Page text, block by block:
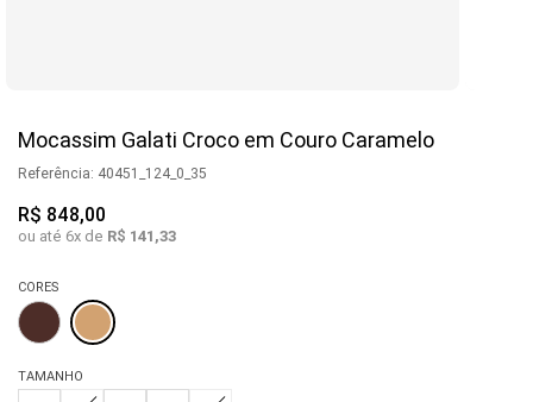
Mocassim Galati Croco em Couro Caramelo
Referência: 40451_124_0_35
R$ 848,00
ou até 6x de R$ 141,33
CORES
TAMANHO